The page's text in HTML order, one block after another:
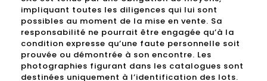
impliquant toutes les diligences qui lui sont
possibles au moment de la mise en vente. Sa
responsabilité ne pourrait être engagée qu’à la
condition expresse qu’une faute personnelle soit
prouvée ou démontrée à son encontre. Les
photographies figurant dans les catalogues sont
destinées uniquement à l’identification des lots.